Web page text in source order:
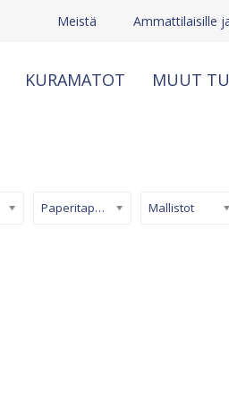
Meistä Ammattilaisille
KURAMATOT MUUT
Paperitapetti Mallistot